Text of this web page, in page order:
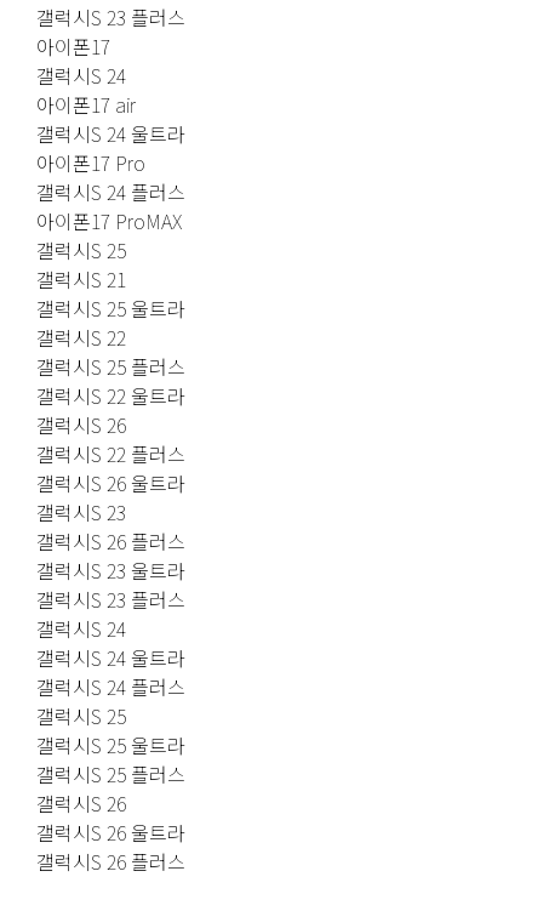
갤럭시S 23 플러스
아이폰17
갤럭시S 24
아이폰17 air
갤럭시S 24 울트라
아이폰17 Pro
갤럭시S 24 플러스
아이폰17 ProMAX
갤럭시S 25
갤럭시S 21
갤럭시S 25 울트라
갤럭시S 22
갤럭시S 25 플러스
갤럭시S 22 울트라
갤럭시S 26
갤럭시S 22 플러스
갤럭시S 26 울트라
갤럭시S 23
갤럭시S 26 플러스
갤럭시S 23 울트라
갤럭시S 23 플러스
갤럭시S 24
갤럭시S 24 울트라
갤럭시S 24 플러스
갤럭시S 25
갤럭시S 25 울트라
갤럭시S 25 플러스
갤럭시S 26
갤럭시S 26 울트라
갤럭시S 26 플러스